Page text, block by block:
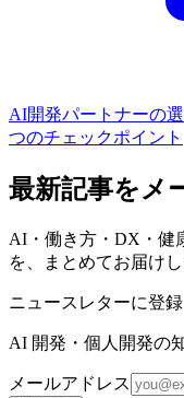
AI開発パートナーの
つのチェックポイント
最新記事をメ
AI・働き方・DX・健
を、まとめてお届けし
ニュースレターに登録
AI 開発・個人開発の
メールアドレス